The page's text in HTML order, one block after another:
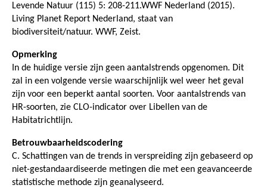
Levende Natuur (115) 5: 208-211.WWF Nederland (2015).
Living Planet Report Nederland, staat van
biodiversiteit/natuur. WWF, Zeist.
Opmerking
In de huidige versie zijn geen aantalstrends opgenomen. Dit
zal in een volgende versie waarschijnlijk wel weer het geval
zijn voor een beperkt aantal soorten. Voor aantalstrends van
HR-soorten, zie CLO-indicator over Libellen van de
Habitatrichtlijn.
Betrouwbaarheidscodering
C. Schattingen van de trends in verspreiding zijn gebaseerd op
niet-gestandaardiseerde metingen die met een geavanceerde
statistische methode zijn geanalyseerd.